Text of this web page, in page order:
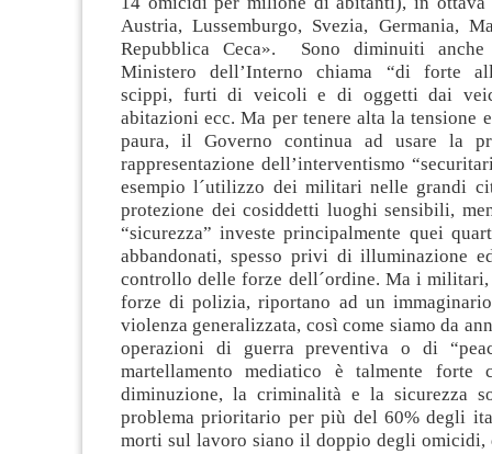
Austria, Lussemburgo, Svezia, Germania,
Repubblica Ceca». Sono diminuiti
Ministero dell’Interno chiama “di forte
scippi, furti di veicoli e di oggetti dai
abitazioni ecc. Ma per tenere alta la tensione
paura, il Governo continua ad usare la
rappresentazione dell’interventismo
esempio l´utilizzo dei militari nelle grandi
protezione dei cosiddetti luoghi sensibili,
“sicurezza” investe principalmente quei
abbandonati, spesso privi di illuminazione
controllo delle forze dell´ordine. Ma i
forze di polizia, riportano ad un
violenza generalizzata, così come siamo da
operazioni di guerra preventiva o di
martellamento mediatico è talmente forte
diminuzione, la criminalità e la sicurezza
problema prioritario per più del 60% degli
morti sul lavoro siano il doppio degli omicidi,